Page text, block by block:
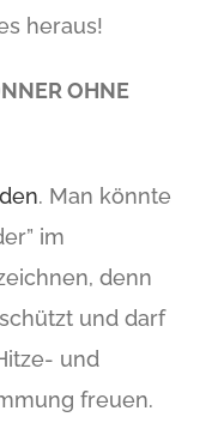
heraus!
OHNE
. Man könnte
im
denn
und darf
und
freuen.